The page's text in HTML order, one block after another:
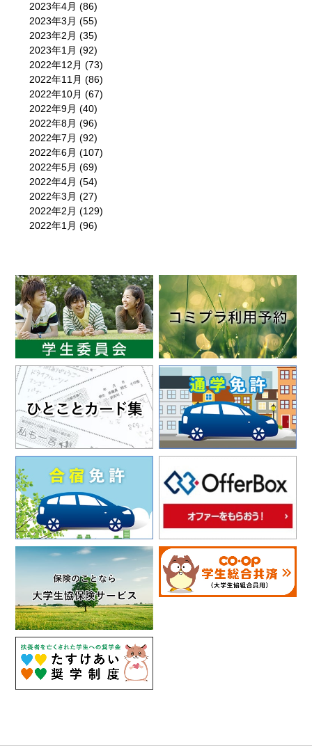
2023年4月 (86)
2023年3月 (55)
2023年2月 (35)
2023年1月 (92)
2022年12月 (73)
2022年11月 (86)
2022年10月 (67)
2022年9月 (40)
2022年8月 (96)
2022年7月 (92)
2022年6月 (107)
2022年5月 (69)
2022年4月 (54)
2022年3月 (27)
2022年2月 (129)
2022年1月 (96)